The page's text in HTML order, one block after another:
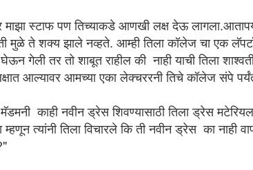
माझा स्टाफ पण तिच्याकडे आणखी लक्ष देऊ
मुळे ते शक्य झाले नव्हते. आम्ही तिला कॉलेज चा एक
गेली तर तो शाबूत राहील की नाही याची तिला
आल्यावर आमच्या एका लेक्चररनी तिचे कॉलेज संपे
मॅडमनी काही नवीन ड्रेस शिवण्यासाठी तिला ड्रेस
त्यांनी तिला विचारले कि ती नवीन ड्रेस का नाही
गोकुळाष्टमी सारखे सण एकत्र येऊन साजरे करणारं. प्रत्येक छोटा मोठा
मिळणारी उभारी ही जगण्याला अर्थ देणारी, ऊर्जा देणारी असायची.
साजरी करण्याची प्रथा सुरू झाली.